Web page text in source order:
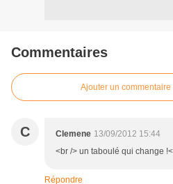
Commentaires
Ajouter un commentaire
C Clemene 13/09/2012 15:44
<br /> un taboulé qui change
Répondre